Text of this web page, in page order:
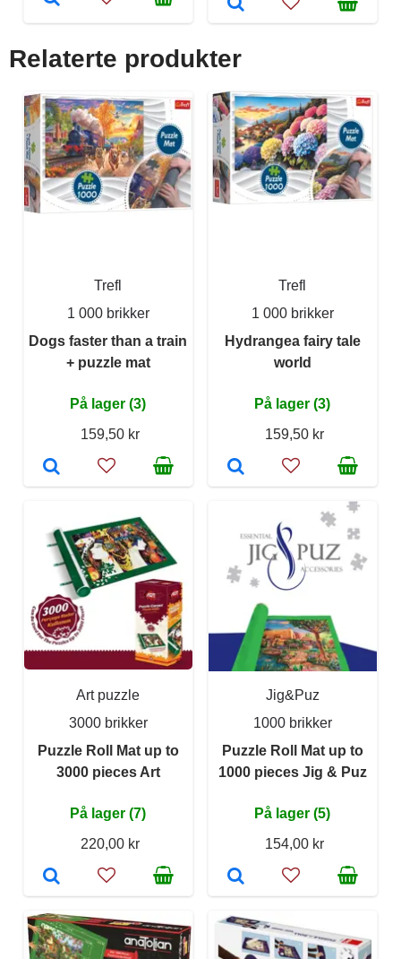
Relaterte produkter
Trefl
1 000 brikker
Dogs faster than a train
+ puzzle mat
På lager (3)
159,50 kr
Trefl
1 000 brikker
Hydrangea fairy tale
world
På lager (3)
159,50 kr
Art puzzle
3000 brikker
Puzzle Roll Mat up to
3000 pieces Art
På lager (7)
220,00 kr
Jig&Puz
1000 brikker
Puzzle Roll Mat up to
1000 pieces Jig & Puz
På lager (5)
154,00 kr